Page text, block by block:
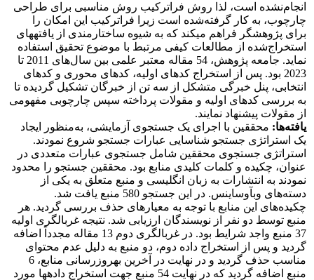
انجام‌نشده است، لذا روش فراترکیب روش مناسبی برای طراحی
چارچوب، به کار گرفته‌شده است زیرا فراترکیب این امکان را
برای پژوهشگر فراهم می­کند که به شیوه ساختارمندی از یافته­های
استخراج‌شده از مطالعات کیفی مرتبط با موضوع تحقیق استفاده
نماید. جامعه پژوهش، 54 مقاله معتبر علمی بین سال‌های 2011 تا
2023 بود. پس از استخراج کدهای اولیه، کدهای محوری و کدهای
انتخابی، پنل خبرگی متشکل از سه تن از خبرگان تشکیل گردیده تا
به بررسی کدهای اولیه و مقولات پرداخته سپس چارچوبی مفهومی
از مقولات پیشنهاد نمایند.
یافته‌ها: محققین با اجرای یک جستجوی آزمایشی، به‌منظور ایجاد
یک استراتژی جستجو شناسایی عبارات جستجو شروع نمودند.
استراتژی جستجوی محققین شامل جستجوی عبارات متعددی در
عنوان، چکیده و کلمات کلیدی منابع بود. محققین جستجو را محدود
نمودند به انتشارات به زبان انگلیسی و منبع متعلق به یکی از
دسته‌های وب­آو­ساینس. در این جستجو 580 منبع یافت شد.
چکیده‌های این منابع با توجه به معیارهای حذف بررسی گردید. هر
منبع توسط دو نفر از نویسندگان ارزیابی شد. نتیجه غربالگری اولیه
37 منبع واجد شرایط بود. در غربالگری دوم 13 مقاله مجدداً اضافه
گردید و پس از استخراج داده دوم، دو منبع به دلیل عدم محتوای
مناسب حذف گردید و در نهایت در آخرین به­روز­رسانی منابع، 6
منبع اضافه گردید که در نهایت 54 منبع جهت استخراج داده­ها مورد